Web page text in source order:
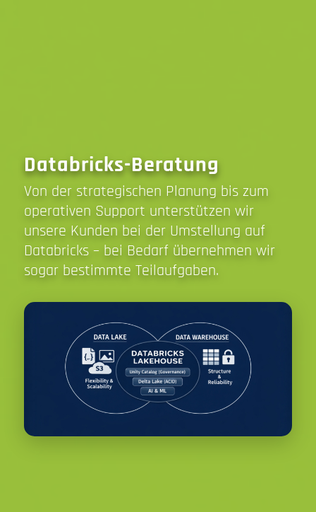
Databricks-Beratung
Von der strategischen Planung bis zum
operativen Support unterstützen wir
unsere Kunden bei der Umstellung auf
Databricks – bei Bedarf übernehmen wir
sogar bestimmte Teilaufgaben.